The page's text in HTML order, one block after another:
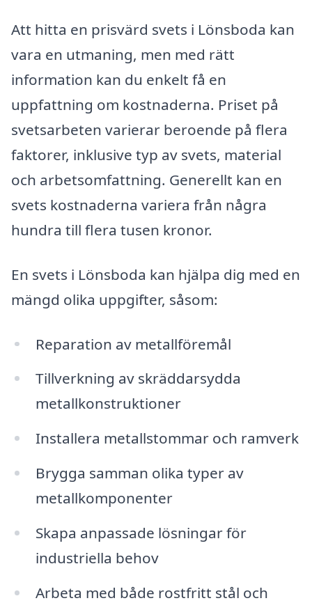
Att hitta en prisvärd svets i Lönsboda kan
vara en utmaning, men med rätt
information kan du enkelt få en
uppfattning om kostnaderna. Priset på
svetsarbeten varierar beroende på flera
faktorer, inklusive typ av svets, material
och arbetsomfattning. Generellt kan en
svets kostnaderna variera från några
hundra till flera tusen kronor.
En svets i Lönsboda kan hjälpa dig med en
mängd olika uppgifter, såsom:
Reparation av metallföremål
Tillverkning av skräddarsydda
metallkonstruktioner
Installera metallstommar och ramverk
Brygga samman olika typer av
metallkomponenter
Skapa anpassade lösningar för
industriella behov
Arbeta med både rostfritt stål och